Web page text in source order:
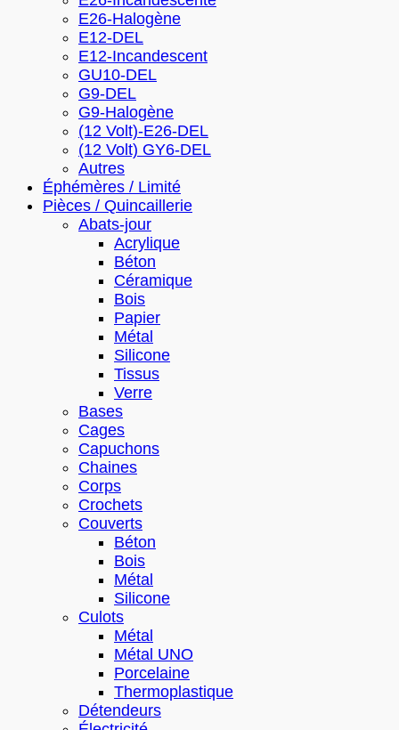
E26-Halogène
E12-DEL
E12-Incandescent
GU10-DEL
G9-DEL
G9-Halogène
(12 Volt)-E26-DEL
(12 Volt) GY6-DEL
Autres
Éphémères / Limité
Pièces / Quincaillerie
Abats-jour
Acrylique
Béton
Céramique
Bois
Papier
Métal
Silicone
Tissus
Verre
Bases
Cages
Capuchons
Chaines
Corps
Crochets
Couverts
Béton
Bois
Métal
Silicone
Culots
Métal
Métal UNO
Porcelaine
Thermoplastique
Détendeurs